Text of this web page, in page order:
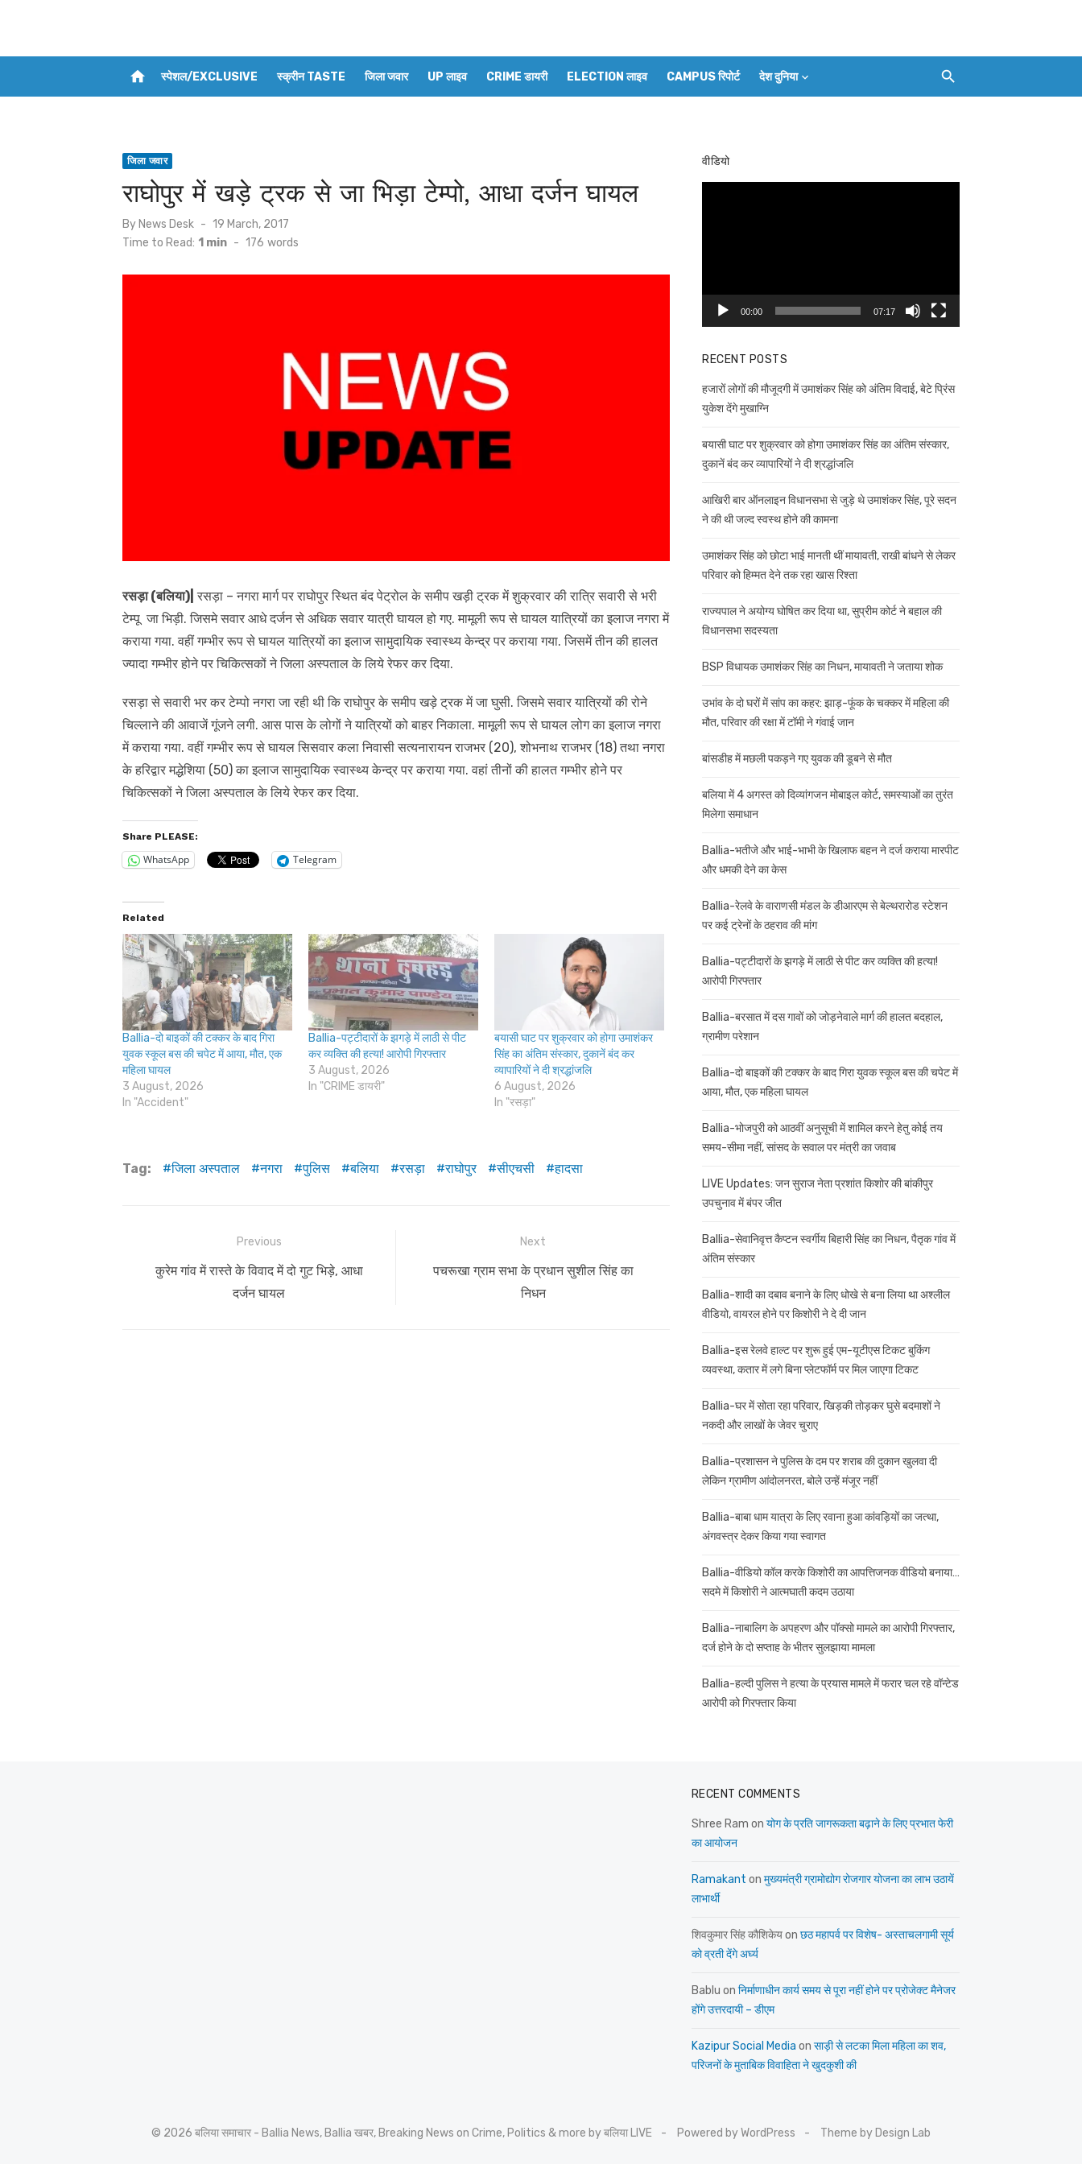
home स्पेशल/EXCLUSIVE स्क्रीन TASTE जिला जवार UP लाइव CRIME डायरी ELECTION लाइव CAMPUS रिपोर्ट देश दुनिया
जिला जवार
राघोपुर में खड़े ट्रक से जा भिड़ा टेम्पो, आधा दर्जन घायल
By News Desk
Posted
on
19 March, 2017
Time to Read: 1 min - 176 words
रसड़ा (बलिया)| रसड़ा – नगरा मार्ग पर राघोपुर स्थित बंद पेट्रोल के समीप खड़ी ट्रक में शुक्रवार की रात्रि सवारी से भरी
टेम्पू जा भिड़ी. जिसमे सवार आधे दर्जन से अधिक सवार यात्री घायल हो गए. मामूली रूप से घायल यात्रियों का इलाज नगरा में
कराया गया. वहीं गम्भीर रूप से घायल यात्रियों का इलाज सामुदायिक स्वास्थ्य केन्द्र पर कराया गया. जिसमें तीन की हालत
ज्यादा गम्भीर होने पर चिकित्सकों ने जिला अस्पताल के लिये रेफर कर दिया.
रसड़ा से सवारी भर कर टेम्पो नगरा जा रही थी कि राघोपुर के समीप खड़े ट्रक में जा घुसी. जिसमे सवार यात्रियों की रोने
चिल्लाने की आवाजें गूंजने लगी. आस पास के लोगों ने यात्रियों को बाहर निकाला. मामूली रूप से घायल लोग का इलाज नगरा
में कराया गया. वहीं गम्भीर रूप से घायल सिसवार कला निवासी सत्यनारायन राजभर (20), शोभनाथ राजभर (18) तथा नगरा
के हरिद्वार मद्धेशिया (50) का इलाज सामुदायिक स्वास्थ्य केन्द्र पर कराया गया. वहां तीनों की हालत गम्भीर होने पर
चिकित्सकों ने जिला अस्पताल के लिये रेफर कर दिया.
Share PLEASE:
WhatsApp Telegram
Related
Ballia-दो बाइकों की टक्कर के बाद गिरा
युवक स्कूल बस की चपेट में आया, मौत, एक
महिला घायल
3 August, 2026
In "Accident"
Ballia-पट्टीदारों के झगड़े में लाठी से पीट
कर व्यक्ति की हत्या! आरोपी गिरफ्तार
3 August, 2026
In "CRIME डायरी"
बयासी घाट पर शुक्रवार को होगा उमाशंकर
सिंह का अंतिम संस्कार, दुकानें बंद कर
व्यापारियों ने दी श्रद्धांजलि
6 August, 2026
In "रसड़ा"
Tag: जिला अस्पताल नगरा पुलिस बलिया रसड़ा राघोपुर सीएचसी हादसा
navigation
Previous
Previous
कुरेम गांव में रास्ते के विवाद में दो गुट भिड़े, आधा
दर्जन घायल
Next
Next
पचरूखा ग्राम सभा के प्रधान सुशील सिंह का
निधन
वीडियो
00:00 07:17
RECENT POSTS
हजारों लोगों की मौजूदगी में उमाशंकर सिंह को अंतिम विदाई, बेटे प्रिंस
युकेश देंगे मुखाग्नि
बयासी घाट पर शुक्रवार को होगा उमाशंकर सिंह का अंतिम संस्कार,
दुकानें बंद कर व्यापारियों ने दी श्रद्धांजलि
आखिरी बार ऑनलाइन विधानसभा से जुड़े थे उमाशंकर सिंह, पूरे सदन
ने की थी जल्द स्वस्थ होने की कामना
उमाशंकर सिंह को छोटा भाई मानती थीं मायावती, राखी बांधने से लेकर
परिवार को हिम्मत देने तक रहा खास रिश्ता
राज्यपाल ने अयोग्य घोषित कर दिया था, सुप्रीम कोर्ट ने बहाल की
विधानसभा सदस्यता
BSP विधायक उमाशंकर सिंह का निधन, मायावती ने जताया शोक
उभांव के दो घरों में सांप का कहर: झाड़-फूंक के चक्कर में महिला की
मौत, परिवार की रक्षा में टॉमी ने गंवाई जान
बांसडीह में मछली पकड़ने गए युवक की डूबने से मौत
बलिया में 4 अगस्त को दिव्यांगजन मोबाइल कोर्ट, समस्याओं का तुरंत
मिलेगा समाधान
Ballia-भतीजे और भाई-भाभी के खिलाफ बहन ने दर्ज कराया मारपीट
और धमकी देने का केस
Ballia-रेलवे के वाराणसी मंडल के डीआरएम से बेल्थरारोड स्टेशन
पर कई ट्रेनों के ठहराव की मांग
Ballia-पट्टीदारों के झगड़े में लाठी से पीट कर व्यक्ति की हत्या!
आरोपी गिरफ्तार
Ballia-बरसात में दस गावों को जोड़नेवाले मार्ग की हालत बदहाल,
ग्रामीण परेशान
Ballia-दो बाइकों की टक्कर के बाद गिरा युवक स्कूल बस की चपेट में
आया, मौत, एक महिला घायल
Ballia-भोजपुरी को आठवीं अनुसूची में शामिल करने हेतु कोई तय
समय-सीमा नहीं, सांसद के सवाल पर मंत्री का जवाब
LIVE Updates: जन सुराज नेता प्रशांत किशोर की बांकीपुर
उपचुनाव में बंपर जीत
Ballia-सेवानिवृत्त कैप्टन स्वर्गीय बिहारी सिंह का निधन, पैतृक गांव में
अंतिम संस्कार
Ballia-शादी का दबाव बनाने के लिए धोखे से बना लिया था अश्लील
वीडियो, वायरल होने पर किशोरी ने दे दी जान
Ballia-इस रेलवे हाल्ट पर शुरू हुई एम-यूटीएस टिकट बुकिंग
व्यवस्था, कतार में लगे बिना प्लेटफॉर्म पर मिल जाएगा टिकट
Ballia-घर में सोता रहा परिवार, खिड़की तोड़कर घुसे बदमाशों ने
नकदी और लाखों के जेवर चुराए
Ballia-प्रशासन ने पुलिस के दम पर शराब की दुकान खुलवा दी
लेकिन ग्रामीण आंदोलनरत, बोले उन्हें मंजूर नहीं
Ballia-बाबा धाम यात्रा के लिए रवाना हुआ कांवड़ियों का जत्था,
अंगवस्त्र देकर किया गया स्वागत
Ballia-वीडियो कॉल करके किशोरी का आपत्तिजनक वीडियो बनाया…
सदमे में किशोरी ने आत्मघाती कदम उठाया
Ballia-नाबालिग के अपहरण और पॉक्सो मामले का आरोपी गिरफ्तार,
दर्ज होने के दो सप्ताह के भीतर सुलझाया मामला
Ballia-हल्दी पुलिस ने हत्या के प्रयास मामले में फरार चल रहे वॉन्टेड
आरोपी को गिरफ्तार किया
RECENT COMMENTS
Shree Ram on योग के प्रति जागरूकता बढ़ाने के लिए प्रभात फेरी
का आयोजन
Ramakant on मुख्यमंत्री ग्रामोद्योग रोजगार योजना का लाभ उठायें
लाभार्थी
शिवकुमार सिंह कौशिकेयon छठ महापर्व पर विशेष- अस्ताचलगामी सूर्य
को व्रती देंगे अर्घ्य
Bablu on निर्माणाधीन कार्य समय से पूरा नहीं होने पर प्रोजेक्ट मैनेजर
होंगे उत्तरदायी – डीएम
Kazipur Social Media on साड़ी से लटका मिला महिला का शव,
परिजनों के मुताबिक विवाहिता ने खुदकुशी की
© 2026 बलिया समाचार - Ballia News, Ballia खबर, Breaking News on Crime, Politics & more by बलिया LIVE Powered by WordPress Theme by Design Lab